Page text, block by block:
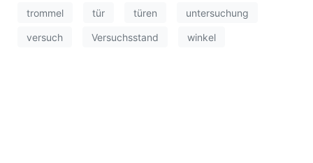
trommel tür türen untersuchung
versuch Versuchsstand winkel